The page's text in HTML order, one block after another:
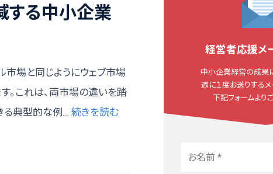
する中小企業
市場と同じようにウェブ市場
。これは、両市場の違いを踏
る典型的な例… 続きを読む
経営者応援メ
中小企業経営の成果
週に１度お送りするメ
下記フォームより